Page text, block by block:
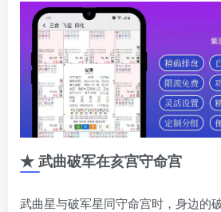
★ 武曲破军在亥宫守命宫
武曲星与破军星同守命宫时，身边的